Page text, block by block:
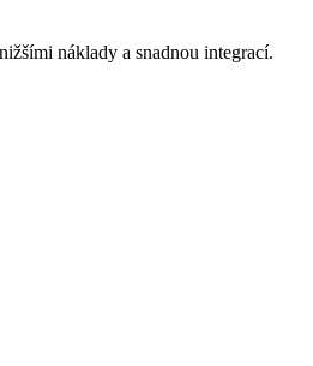
náklady a snadnou integrací.